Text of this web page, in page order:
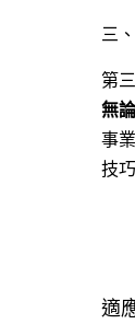
三
第
無
事
技
適